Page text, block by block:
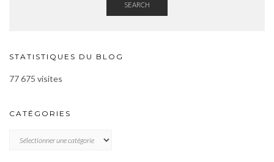
SEARCH
STATISTIQUES DU BLOG
77 675 visites
CATÉGORIES